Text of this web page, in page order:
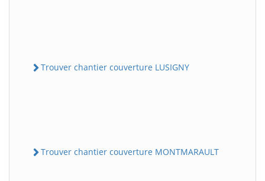
Trouver chantier couverture LUSIGNY
Trouver chantier couverture MONTMARAULT